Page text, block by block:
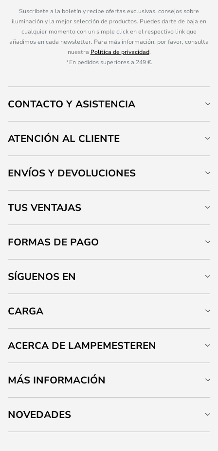
Suscríbete a la boletín y recibe ofertas exclusivas, consejos sobre
iluminación y la mejor selección de productos. Puedes darte de baja en
cualquier momento con un simple click en el respectivo link que
añadimos en cada newsletter. Para más información, por favor, consulta
nuestra Política de privacidad.
*En pedidos superiores a 249 €.
CONTACTO Y ASISTENCIA
ATENCIÓN AL CLIENTE
ENVÍOS Y DEVOLUCIONES
TUS VENTAJAS
FORMAS DE PAGO
SÍGUENOS EN
CARGA
ACERCA DE LAMPEMESTEREN
MÁS INFORMACIÓN
NOVEDADES